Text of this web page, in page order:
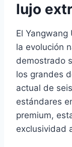
lujo
El
la evolución
demostrado
los grandes
actual de
estándares
premium,
exclusividad